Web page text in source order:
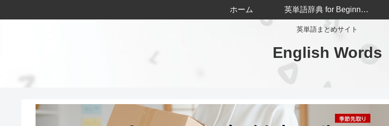
英単語まとめサイト
English Words
ホーム 英単語辞典 for Beginners